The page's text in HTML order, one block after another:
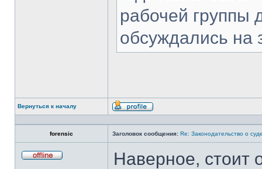
рабочей группы
обсуждались на
Вернуться к началу
Профиль
forensic Заголовок сообщения: Re: Законодательство о
Наверное, стоит